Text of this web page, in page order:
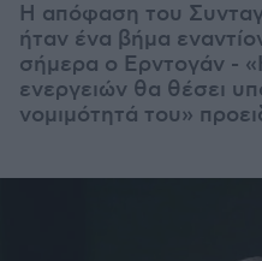
Η απόφαση του
ήταν ένα βήμα
σήμερα ο Ερντογάν -
ενεργειών θα θέσει
νομιμότητά του»